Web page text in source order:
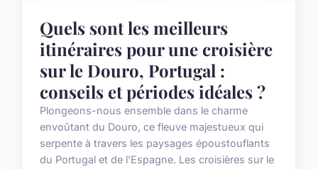
Quels sont les meilleurs
itinéraires pour une croisière
sur le Douro, Portugal :
conseils et périodes idéales ?
Plongeons-nous ensemble dans le charme
envoûtant du Douro, ce fleuve majestueux qui
serpente à travers les paysages époustouflants
du Portugal et de l'Espagne. Les croisières sur le